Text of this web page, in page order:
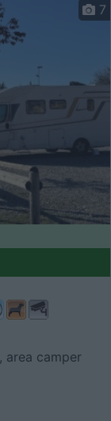
7
area camper